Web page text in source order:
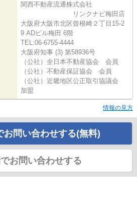
関西不動産流通株式会社
リンクナビ梅田店
大阪府大阪市北区曾根崎２丁目15-2
9 ADビル梅田 6階
TEL:06-6755-4444
大阪府知事 (3) 第58936号
（公社）全日本不動産協会 会員
（公社）不動産保証協会 会員
（公社）近畿地区公正取引協議会
加盟
情報の見方
お問い合わせする(無料)
お問い合わせする